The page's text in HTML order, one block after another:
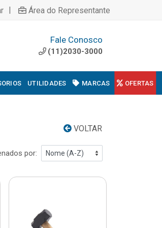
| Área do Representante
Fale Conosco
(11)2030-3000
UTILIDADES MARCAS OFERTAS
VOLTAR
por: